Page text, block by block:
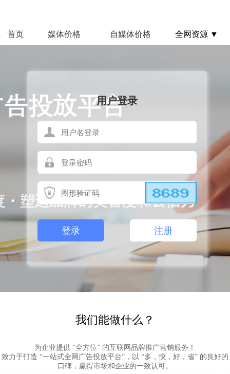
首页 媒体价格 自媒体价格 全网资源 ▼
用户登录
登录 注册
我们能做什么？
为企业提供 “全方位” 的互联网品牌推广营销服务！
致力于打造 “一站式全网广告投放平台”，以 “多，快，好，省” 的良好的
口碑，赢得市场和企业的一致认可。